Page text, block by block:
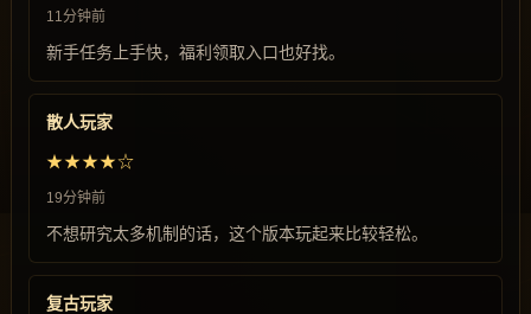
11分钟前
新手任务上手快，福利领取入口也好找。
散人玩家
★★★★☆
19分钟前
不想研究太多机制的话，这个版本玩起来比较轻松。
复古玩家